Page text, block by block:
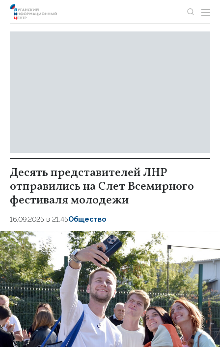
Десять представителей ЛНР
отправились на Слет Всемирного
фестиваля молодежи
16.09.2025 в 21:45Общество